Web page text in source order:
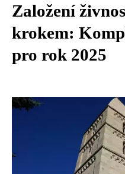
Založení
krokem:
pro rok 2025